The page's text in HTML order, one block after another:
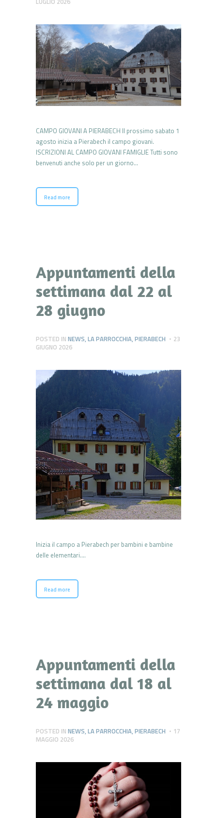
CAMPO GIOVANI A PIERABECH Il prossimo sabato 1
agosto inizia a Pierabech il campo giovani.
ISCRIZIONI AL CAMPO GIOVANI FAMIGLIE Tutti sono
benvenuti anche solo per un giorno…
Read more
Appuntamenti della
settimana dal 22 al
28 giugno
POSTED IN NEWS,LA PARROCCHIA,PIERABECH
23
GIUGNO 2026
Inizia il campo a Pierabech per bambini e bambine
delle elementari….
Read more
Appuntamenti della
settimana dal 18 al
24 maggio
POSTED IN NEWS,LA PARROCCHIA,PIERABECH
17
MAGGIO 2026